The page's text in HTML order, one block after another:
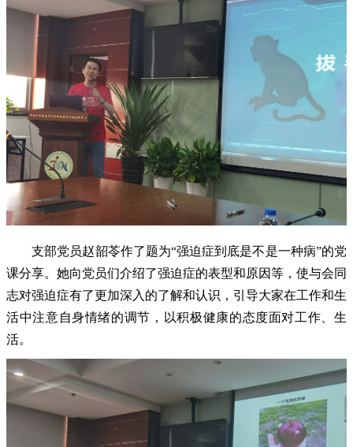
支部党员赵韶苓作了题为“强迫症到底是不是一种病”的党
课分享。她向党员们介绍了强迫症的表型和原因等，使与会同
志对强迫症有了更加深入的了解和认识，引导大家在工作和生
活中注意自身情绪的调节，以积极健康的态度面对工作、生
活。